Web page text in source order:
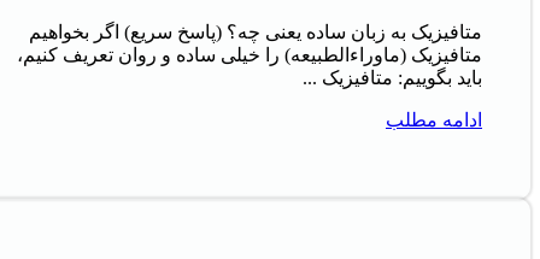
متافیزیک به زبان ساده یعنی چه؟ (پاسخ سریع) اگر بخواهیم
متافیزیک (ماوراءالطبیعه) را خیلی ساده و روان تعریف کنیم،
باید بگوییم: متافیزیک ...
ادامه مطلب